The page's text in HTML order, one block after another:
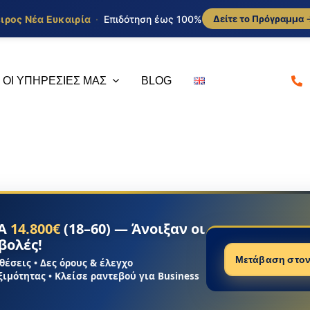
Νέα Ευκαιρία · Επιδότηση έως 100% Δείτε το Πρόγραμμα
ΟΙ ΥΠΗΡΕΣΙΕΣ ΜΑΣ
σε
σε
Επενδύσεων
σχεδιασμός πρέπει να
υπηρετεί την στρατηγική
Το
θέση να
κάθε
BLOG
14.800€(18–60) — Άνοιξαν οι
• Δες όρους & έλεγχο
• Κλείσε ραντεβού για Business
Μετάβαση